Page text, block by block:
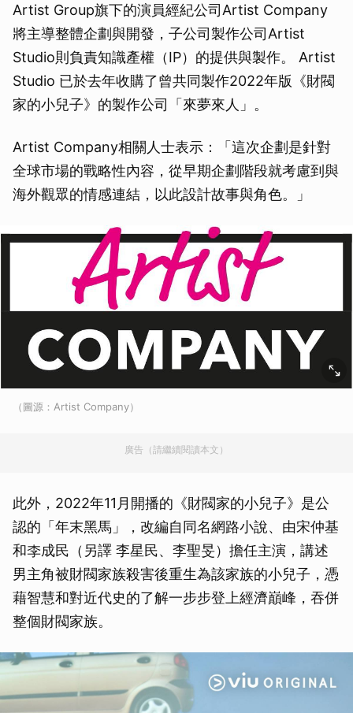
Artist Group旗下的演員經紀公司Artist Company
將主導整體企劃與開發，子公司製作公司Artist
Studio則負責知識產權（IP）的提供與製作。 Artist
Studio 已於去年收購了曾共同製作2022年版《財閥
家的小兒子》的製作公司「來夢來人」。
Artist Company相關人士表示：「這次企劃是針對
全球市場的戰略性內容，從早期企劃階段就考慮到與
海外觀眾的情感連結，以此設計故事與角色。」
（圖源：Artist Company）
廣告（請繼續閱讀本文）
此外，2022年11月開播的《財閥家的小兒子》是公
認的「年末黑馬」，改編自同名網路小說、由宋仲基
和李成民（另譯 李星民、李聖旻）擔任主演，講述
男主角被財閥家族殺害後重生為該家族的小兒子，憑
藉智慧和對近代史的了解一步步登上經濟巔峰，吞併
整個財閥家族。